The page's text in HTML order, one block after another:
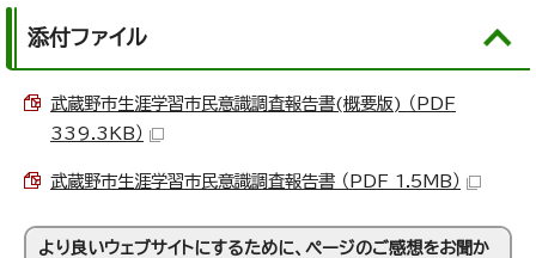
添付ファイル
武蔵野市生涯学習市民意識調査報告書(概要版) （PDF
339.3KB）
武蔵野市生涯学習市民意識調査報告書 （PDF 1.5MB）
より良いウェブサイトにするために、ページのご感想をお聞か